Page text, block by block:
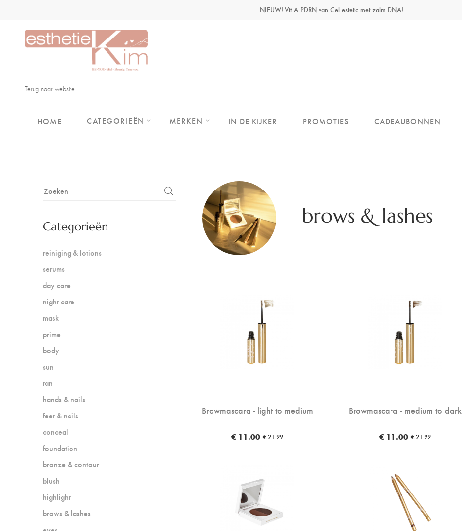
NIEUW! Vit.A PDRN van Cel.estetic met zalm DNA!
Terug naar website
HOME CATEGORIEËN MERKEN IN DE KIJKER PROMOTIES CADEAUBONNEN
brows & lashes
Browmascara - light to medium
€ 11.00 € 21.99
Browmascara - medium to dark
€ 11.00 € 21.99
Categorieën
reiniging & lotions
serums
day care
night care
mask
prime
body
sun
tan
hands & nails
feet & nails
conceal
foundation
bronze & contour
blush
highlight
brows & lashes